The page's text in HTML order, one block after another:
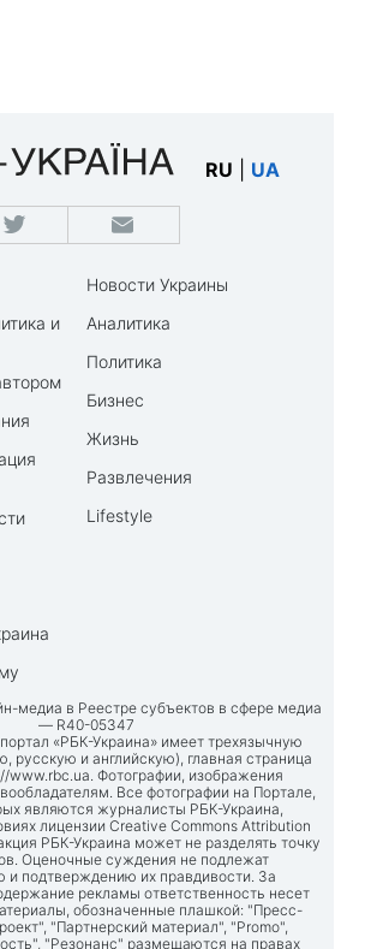
RU UA
и
Новости Украины
Аналитика
Политика
Бизнес
Жизнь
Развлечения
Lifestyle
медиа в Реестре субъектов в сфере медиа
— R40-05347
«РБК-Украина» имеет трехязычную
русскую и английскую), главная страница
www.rbc.ua. Фотографии, изображения
Все фотографии на Портале,
являются журналисты РБК-Украина,
лицензии Creative Commons Attribution
РБК-Украина может не разделять точку
Оценочные суждения не подлежат
подтверждению их правдивости. За
рекламы ответственность несет
обозначенные плашкой: "Пресс-
"Партнерский материал", "Promo",
"Резонанс" размещаются на правах